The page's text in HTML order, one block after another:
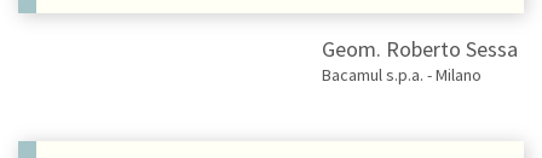
Geom. Roberto Sessa
Bacamul s.p.a. - Milano